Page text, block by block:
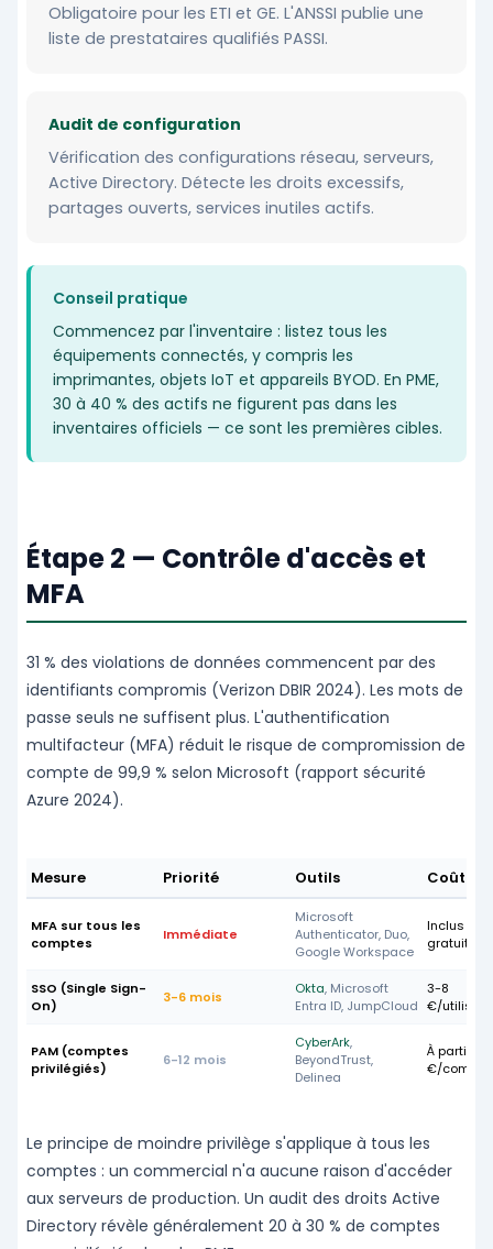
Obligatoire pour les ETI et GE. L'ANSSI publie une
liste de prestataires qualifiés PASSI.
Audit de configuration
Vérification des configurations réseau, serveurs,
Active Directory. Détecte les droits excessifs,
partages ouverts, services inutiles actifs.
Conseil pratique
Commencez par l'inventaire : listez tous les
équipements connectés, y compris les
imprimantes, objets IoT et appareils BYOD. En PME,
30 à 40 % des actifs ne figurent pas dans les
inventaires officiels — ce sont les premières cibles.
Étape 2 — Contrôle d'accès et
MFA
31 % des violations de données commencent par des
identifiants compromis (Verizon DBIR 2024). Les mots de
passe seuls ne suffisent plus. L'authentification
multifacteur (MFA) réduit le risque de compromission de
compte de 99,9 % selon Microsoft (rapport sécurité
Azure 2024).
Mesure Priorité Outils Coût
MFA sur tous les
comptes
Immédiate
Microsoft
Authenticator, Duo,
Google Workspace
Inclus
gratuit
SSO (Single Sign-
On)
3-6 mois Okta, Microsoft
Entra ID, JumpCloud
3-8
€/
PAM (comptes
privilégiés)
6-12 mois
CyberArk,
BeyondTrust,
Delinea
À partir de
€/compte
Le principe de moindre privilège s'applique à tous les
comptes : un commercial n'a aucune raison d'accéder
aux serveurs de production. Un audit des droits Active
Directory révèle généralement 20 à 30 % de comptes